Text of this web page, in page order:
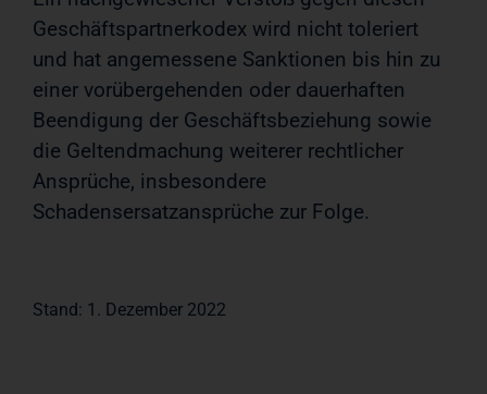
Geschäftspartnerkodex wird nicht toleriert
und hat angemessene Sanktionen bis hin zu
einer vorübergehenden oder dauerhaften
Beendigung der Geschäftsbeziehung sowie
die Geltendmachung weiterer rechtlicher
Ansprüche, insbesondere
Schadensersatzansprüche zur Folge.
Stand: 1. Dezember 2022